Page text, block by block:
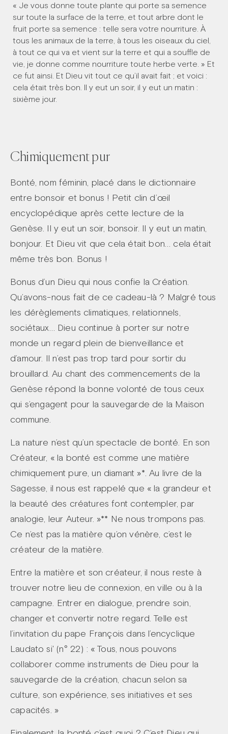
« Je vous donne toute plante qui porte sa semence
sur toute la surface de la terre, et tout arbre dont le
fruit porte sa semence : telle sera votre nourriture. À
tous les animaux de la terre, à tous les oiseaux du ciel,
à tout ce qui va et vient sur la terre et qui a souffle de
vie, je donne comme nourriture toute herbe verte. » Et
ce fut ainsi. Et Dieu vit tout ce qu’il avait fait ; et voici :
cela était très bon. Il y eut un soir, il y eut un matin :
sixième jour.
Chimiquement pur
Bonté, nom féminin, placé dans le dictionnaire
entre bonsoir et bonus ! Petit clin d’œil
encyclopédique après cette lecture de la
Genèse. Il y eut un soir, bonsoir. Il y eut un matin,
bonjour. Et Dieu vit que cela était bon… cela était
même très bon. Bonus !
Bonus d’un Dieu qui nous confie la Création.
Qu’avons-nous fait de ce cadeau-là ? Malgré tous
les dérèglements climatiques, relationnels,
sociétaux… Dieu continue à porter sur notre
monde un regard plein de bienveillance et
d’amour. Il n’est pas trop tard pour sortir du
brouillard. Au chant des commencements de la
Genèse répond la bonne volonté de tous ceux
qui s’engagent pour la sauvegarde de la Maison
commune.
La nature n’est qu’un spectacle de bonté. En son
Créateur, « la bonté est comme une matière
chimiquement pure, un diamant »*. Au livre de la
Sagesse, il nous est rappelé que « la grandeur et
la beauté des créatures font contempler, par
analogie, leur Auteur. »** Ne nous trompons pas.
Ce n’est pas la matière qu’on vénère, c’est le
créateur de la matière.
Entre la matière et son créateur, il nous reste à
trouver notre lieu de connexion, en ville ou à la
campagne. Entrer en dialogue, prendre soin,
changer et convertir notre regard. Telle est
l’invitation du pape François dans l’encyclique
Laudato si' (n° 22) : « Tous, nous pouvons
collaborer comme instruments de Dieu pour la
sauvegarde de la création, chacun selon sa
culture, son expérience, ses initiatives et ses
capacités. »